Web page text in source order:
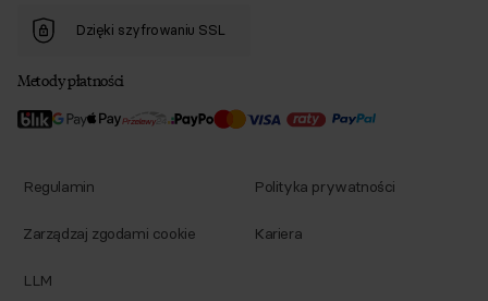
Dzięki szyfrowaniu SSL
Metody płatności
Regulamin Polityka prywatności
Zarządzaj zgodami cookie Kariera
LLM